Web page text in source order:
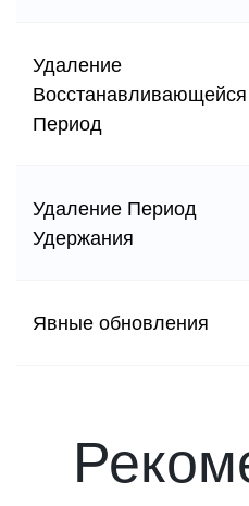
Удаление
Восстанавливающейся
Период
Удаление Период
Удержания
Явные обновления